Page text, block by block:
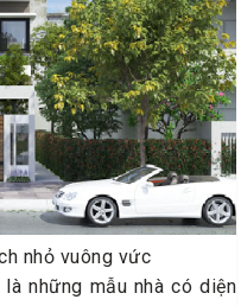
nhỏ vuông vức
những mẫu nhà có diện